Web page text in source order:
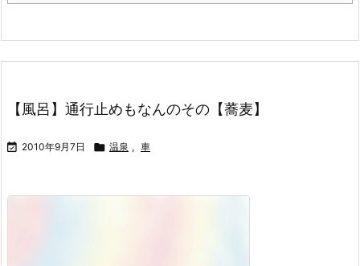
【風呂】通行止めもなんのその【蕎麦】
 2010年9月7日  温泉 , 車